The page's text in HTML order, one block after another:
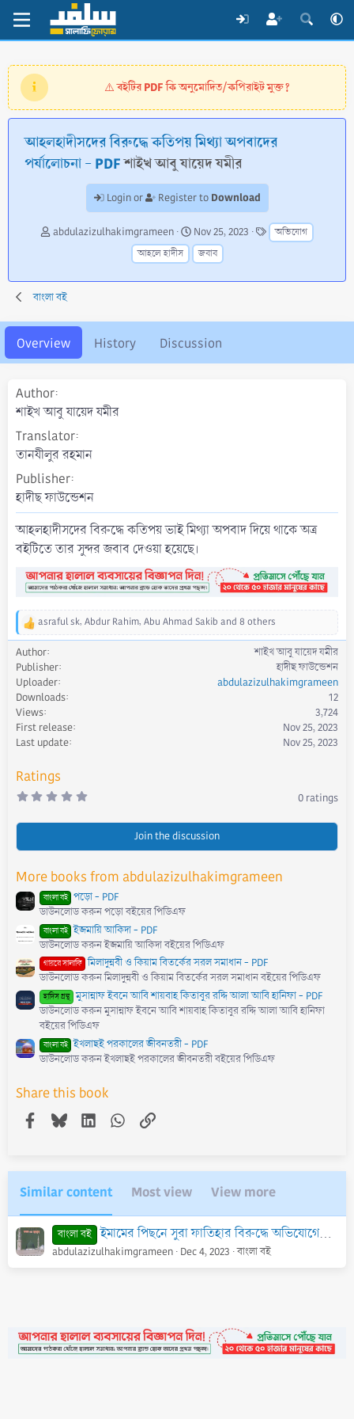
⚠️বইটির PDF কি অনুমোদিত/কপিরাইট মুক্ত?
আহলহাদীসদের বিরুদ্ধে কতিপয় মিথ্যা অপবাদের
পর্যালোচনা - PDFশাইখ আবু যায়েদ যমীর
Login or Register to Download
A
r
abdulazizulhakimgrameen
C
r
e
o
d
a
Nov 25, 2023
T
a
অভিযোগ
আহলে হাদীস
জবাব
বাংলা বই
Overview History Discussion
Author
শাইখ আবু যায়েদ যমীর
Translator
তানযীলুর রহমান
Publisher
হাদীছ ফাউন্ডেশন
আহলহাদীসদের বিরুদ্ধে কতিপয় ভাই মিথ্যা অপবাদ দিয়ে থাকে অত্র
বইটিতে তার সুন্দর জবাব দেওয়া হয়েছে।
R
e
a
c
t
i
o
n
s
asraful sk, Abdur Rahim, Abu Ahmad Sakib and 8 others
Author
শাইখ আবু যায়েদ যমীর
Publisher
হাদীছ ফাউন্ডেশন
Uploader
abdulazizulhakimgrameen
Downloads
12
Views
3,724
First release
Nov 25, 2023
Last update
Nov 25, 2023
Ratings
0
0
(
)
0 ratings
Join the discussion
More books from abdulazizulhakimgrameen
বাংলা বই পড়ো - PDF
ডাউনলোড করুন পড়ো বইয়ের পিডিএফ
বাংলা বই ইজমায়ি আকিদা - PDF
ডাউনলোড করুন ইজমায়ি আকিদা বইয়ের পিডিএফ
গায়রে সালাফি মিলাদুন্নবী ও কিয়াম বিতর্কের সরল সমাধান - PDF
ডাউনলোড করুন মিলাদুন্নবী ও কিয়াম বিতর্কের সরল সমাধান বইয়ের পিডিএফ
হাদিস গ্রন্থ মুসান্নাফ ইবনে আবি শায়বাহ কিতাবুর রদ্দি আলা আবি হানিফা - PDF
ডাউনলোড করুন মুসান্নাফ ইবনে আবি শায়বাহ কিতাবুর রদ্দি আলা আবি হানিফা
বইয়ের পিডিএফ
বাংলা বই ইখলাছই পরকালের জীবনতরী - PDF
ডাউনলোড করুন ইখলাছই পরকালের জীবনতরী বইয়ের পিডিএফ
Share this book
Facebook
BlueskyLinkedInWhatsApp
Link
Similar content Most view View more
বাংলা বই ইমামের পিছনে সুরা ফাতিহার বিরুদ্ধে অভিযোগের জবাব - PDF
abdulazizulhakimgrameen Dec 4, 2023 বাংলা বই